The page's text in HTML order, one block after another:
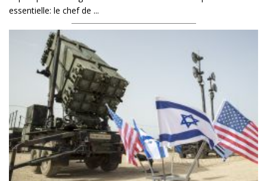
essentielle: le chef de ...